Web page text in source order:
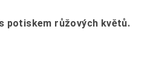
potiskem růžových květů.